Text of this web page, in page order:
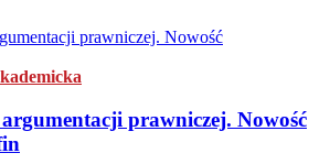
prawniczej. Nowość